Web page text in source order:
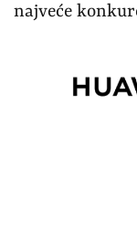
najveće